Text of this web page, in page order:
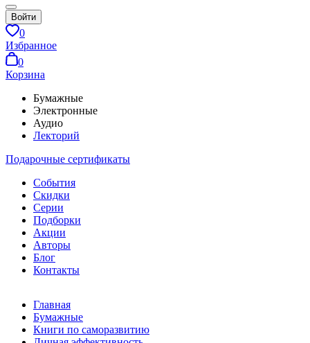
Войти
0
Избранное
0
Корзина
Бумажные
Электронные
Аудио
Лекторий
Подарочные сертификаты
События
Скидки
Серии
Подборки
Акции
Авторы
Блог
Контакты
Главная
Бумажные
Книги по саморазвитию